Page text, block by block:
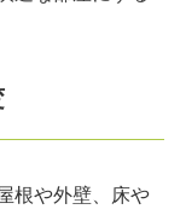
根や外壁、床や